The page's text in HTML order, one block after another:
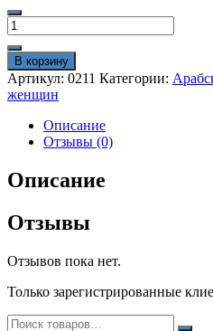
Количество
товара
Арабские
духи
French
Avenue
Milena
оригинал
В корзину
Артикул: 0211 Категории:
женщин
Описание
Отзывы (0)
Описание
Отзывы
Отзывов пока нет.
Только зарегистрированные